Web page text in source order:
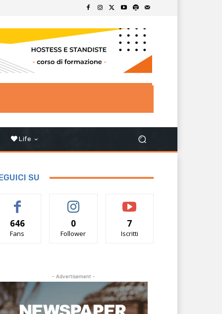
Life
SU
646
Fans
0
Follower
7
Iscritti
- Advertisement -